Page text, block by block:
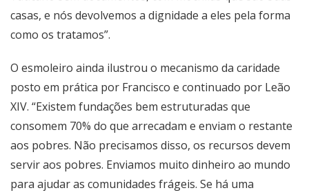
casas, e nós devolvemos a dignidade a eles pela forma
como os tratamos”.
O esmoleiro ainda ilustrou o mecanismo da caridade
posto em prática por Francisco e continuado por Leão
XIV. “Existem fundações bem estruturadas que
consomem 70% do que arrecadam e enviam o restante
aos pobres. Não precisamos disso, os recursos devem
servir aos pobres. Enviamos muito dinheiro ao mundo
para ajudar as comunidades frágeis. Se há uma